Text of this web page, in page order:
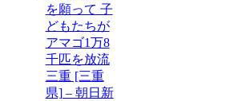
を願って 子
どもたちが
アマゴ1万8
千匹を放流
三重 [三重
県] – 朝日新